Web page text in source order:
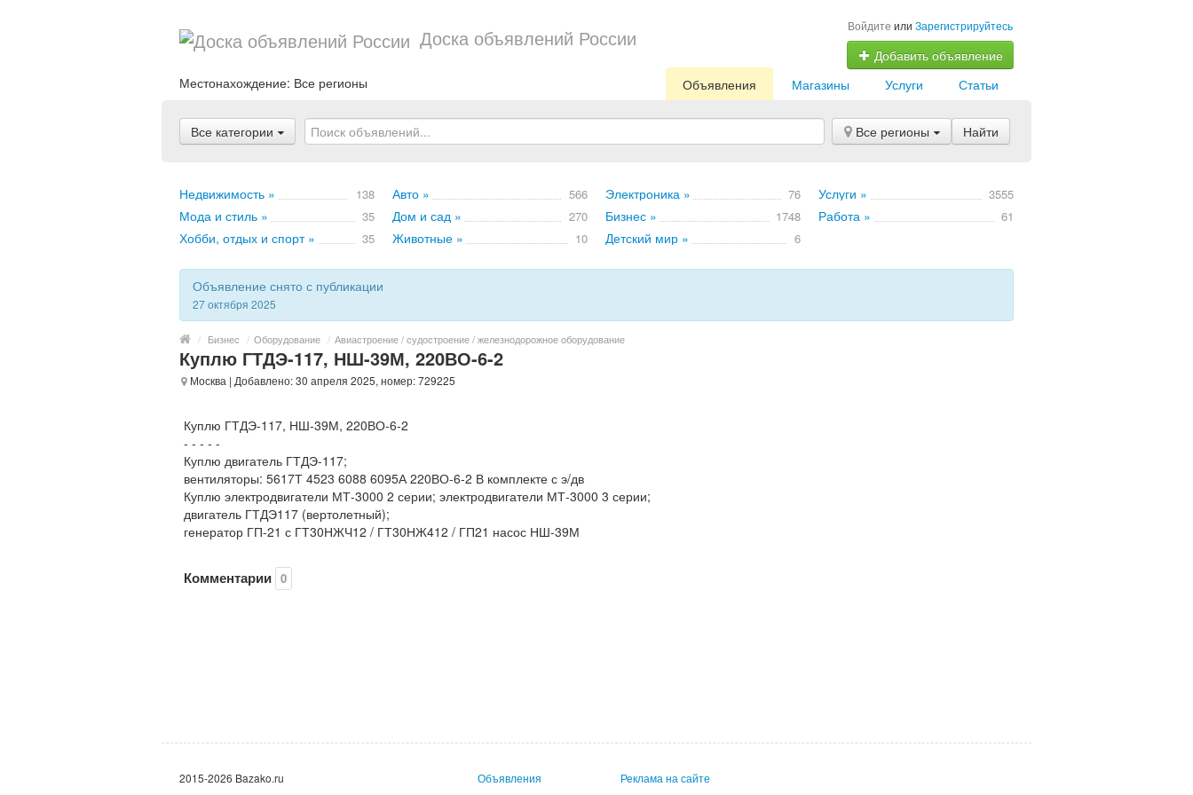
Доска объявлений России Войдите или Зарегистрируйтесь
Добавить объявление
Местонахождение: Все регионы Статьи
Услуги
Магазины
Объявления
Все категории Все регионы Найти
Недвижимость » 138 Авто » 566 Электроника » 76 Услуги » 3555
Мода и стиль » 35 Дом и сад » 270 Бизнес » 1748 Работа » 61
Хобби, отдых и спорт » 35 Животные » 10 Детский мир » 6
Объявление снято с публикации
27 октября 2025
/ Бизнес / Оборудование / Авиастроение / судостроение / железнодорожное оборудование
Куплю ГТДЭ-117, НШ-39М, 220ВО-6-2
Москва | Добавлено: 30 апреля 2025, номер: 729225
Куплю ГТДЭ-117, НШ-39М, 220ВО-6-2
- - - - -
Куплю двигатель ГТДЭ-117;
вентиляторы: 5617Т 4523 6088 6095А 220ВО-6-2 В комплекте с э/дв
Куплю электродвигатели МТ-3000 2 серии; электродвигатели МТ-3000 3 серии;
двигатель ГТДЭ117 (вертолетный);
генератор ГП-21 с ГТ30НЖЧ12 / ГТ30НЖ412 / ГП21 насос НШ-39М
Комментарии 0
2015-2026 Bazako.ru Объявления Реклама на сайте